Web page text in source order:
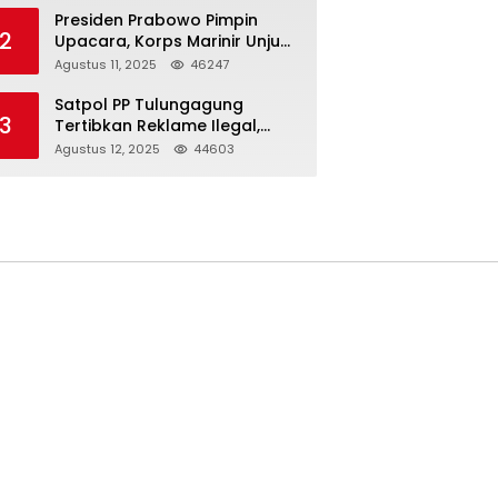
2
Presiden Prabowo Pimpin
Upacara, Korps Marinir Unjuk
Kekuatan dan Resmikan
Agustus 11, 2025 46247
3
Satpol PP Tulungagung
Tertibkan Reklame Ilegal,
Wujudkan Kota yang Rapi
Agustus 12, 2025 44603